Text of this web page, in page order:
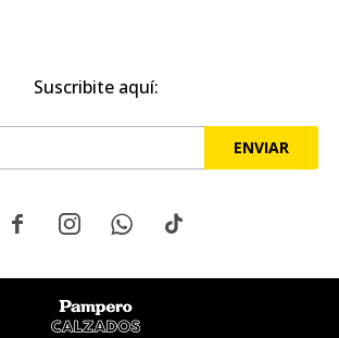
Suscribite aquí:
ENVIAR
   